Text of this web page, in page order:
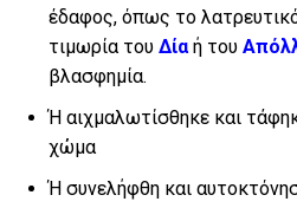
έδαφος, όπως το
τιμωρία του Δία ή του
βλασφημία.
Ή αιχμαλωτίσθηκε και
χώμα
Ή συνελήφθη και